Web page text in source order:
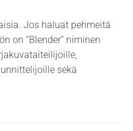
Jos haluat pehmeitä
on ”Blender” niminen
sekä